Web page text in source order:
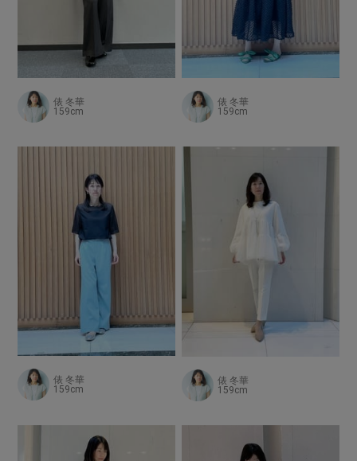
俵 冬華
159cm
俵 冬華
159cm
俵 冬華
159cm
俵 冬華
159cm